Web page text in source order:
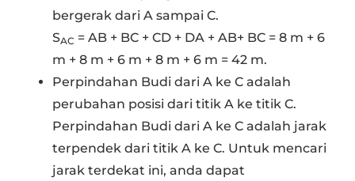
bergerak dari A sampai C.
SAC = AB + BC + CD + DA + AB+ BC = 8 m + 6
m + 8 m + 6 m + 8 m + 6 m = 42 m.
Perpindahan Budi dari A ke C adalah
perubahan posisi dari titik A ke titik C.
Perpindahan Budi dari A ke C adalah jarak
terpendek dari titik A ke C. Untuk mencari
jarak terdekat ini, anda dapat